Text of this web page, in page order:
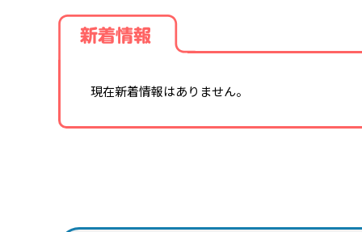
新着情報
現在新着情報はありません。